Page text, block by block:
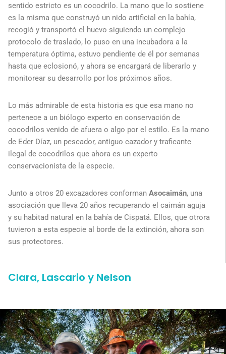
sentido estricto es un cocodrilo. La mano que lo sostiene
es la misma que construyó un nido artificial en la bahía,
recogió y transportó el huevo siguiendo un complejo
protocolo de traslado, lo puso en una incubadora a la
temperatura óptima, estuvo pendiente de él por semanas
hasta que eclosionó, y ahora se encargará de liberarlo y
monitorear su desarrollo por los próximos años.
Lo más admirable de esta historia es que esa mano no
pertenece a un biólogo experto en conservación de
cocodrilos venido de afuera o algo por el estilo. Es la mano
de Eder Díaz, un pescador, antiguo cazador y traficante
ilegal de cocodrilos que ahora es un experto
conservacionista de la especie.
Junto a otros 20 excazadores conforman Asocaimán, una
asociación que lleva 20 años recuperando el caimán aguja
y su habitad natural en la bahía de Cispatá. Ellos, que otrora
tuvieron a esta especie al borde de la extinción, ahora son
sus protectores.
Clara, Lascario y Nelson